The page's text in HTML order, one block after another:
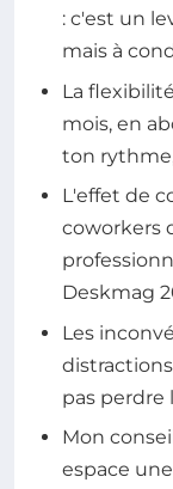
: c'est un
mais à
La
mois, en
ton
L'effet de
coworkers
Deskmag
Les
pas perdre
Mon
espace